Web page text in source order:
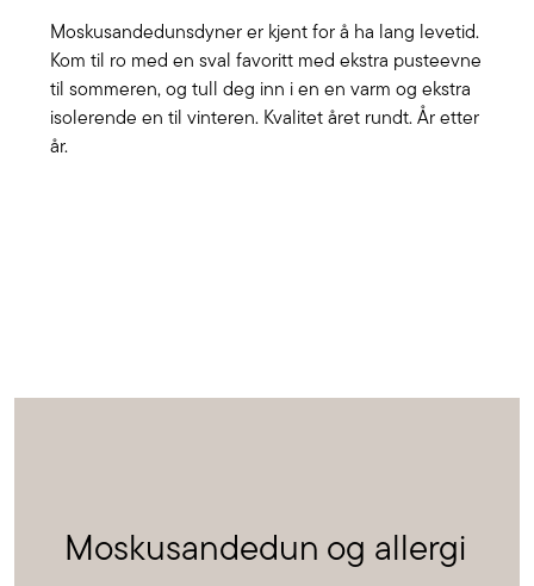
Moskusandedunsdyner er kjent for å ha lang levetid.
Kom til ro med en sval favoritt med ekstra pusteevne
til sommeren, og tull deg inn i en en varm og ekstra
isolerende en til vinteren. Kvalitet året rundt. År etter
år.
Moskusandedun og allergi